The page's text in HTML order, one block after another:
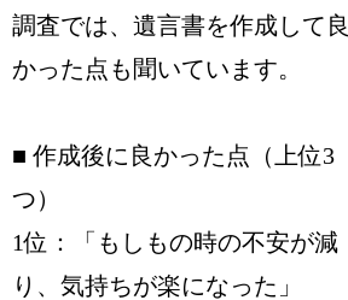
調査では、遺言書を作成して良
かった点も聞いています。
■ 作成後に良かった点（上位3
つ）
1位：「もしもの時の不安が減
り、気持ちが楽になった」